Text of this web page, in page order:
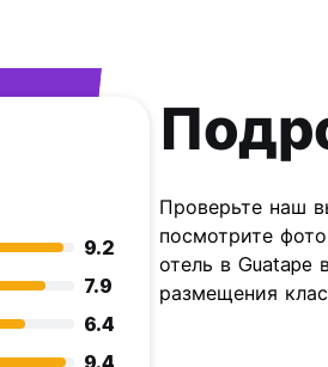
9.2
7.9
6.4
Проверьте наш
посмотрите
отель в
размещения